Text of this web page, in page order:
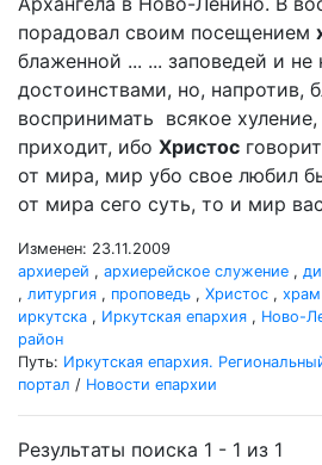
порадовал своим посещением
блаженной ... ... заповедей и не
достоинствами, но, напротив,
воспринимать всякое
приходит, ибо Христос
от мира, мир убо свое любил
от мира сего суть, то и мир
Изменен: 23.11.2009
архиерей , архиерейское служение ,
, литургия , проповедь , Христос , храм
иркутска , Иркутская епархия , Ново-
район
Путь: Иркутская епархия.
портал / Новости епархии
Результаты поиска 1 - 1 из 1